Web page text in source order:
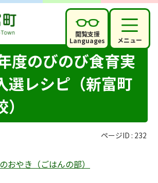
閲覧支援
Languages メニュー
度のびのび食育実
選レシピ（新富町
ページID : 232
おやき（ごはんの部）